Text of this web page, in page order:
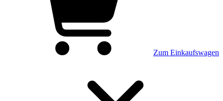
Zum Einkaufswagen